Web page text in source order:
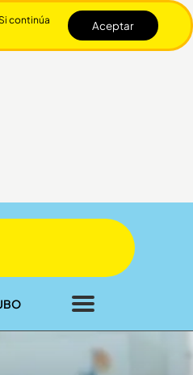
Cerrar
continúa
Aceptar